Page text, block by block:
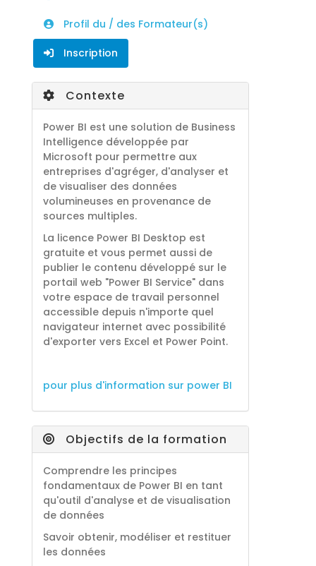
Profil du / des Formateur(s)
Inscription
Contexte
Power BI est une solution de Business
Intelligence développée par
Microsoft pour permettre aux
entreprises d'agréger, d'analyser et
de visualiser des données
volumineuses en provenance de
sources multiples.
La licence Power BI Desktop est
gratuite et vous permet aussi de
publier le contenu développé sur le
portail web "Power BI Service" dans
votre espace de travail personnel
accessible depuis n'importe quel
navigateur internet avec possibilité
d'exporter vers Excel et Power Point.
pour plus d'information sur power BI
Objectifs de la formation
Comprendre les principes
fondamentaux de Power BI en tant
qu'outil d'analyse et de visualisation
de données
Savoir obtenir, modéliser et restituer
les données